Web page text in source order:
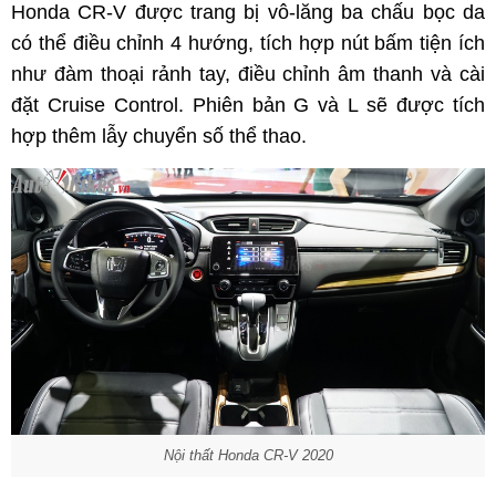
Honda CR-V được trang bị vô-lăng ba chấu bọc da
có thể điều chỉnh 4 hướng, tích hợp nút bấm tiện ích
như đàm thoại rảnh tay, điều chỉnh âm thanh và cài
đặt Cruise Control. Phiên bản G và L sẽ được tích
hợp thêm lẫy chuyển số thể thao.
Nội thất Honda CR-V 2020